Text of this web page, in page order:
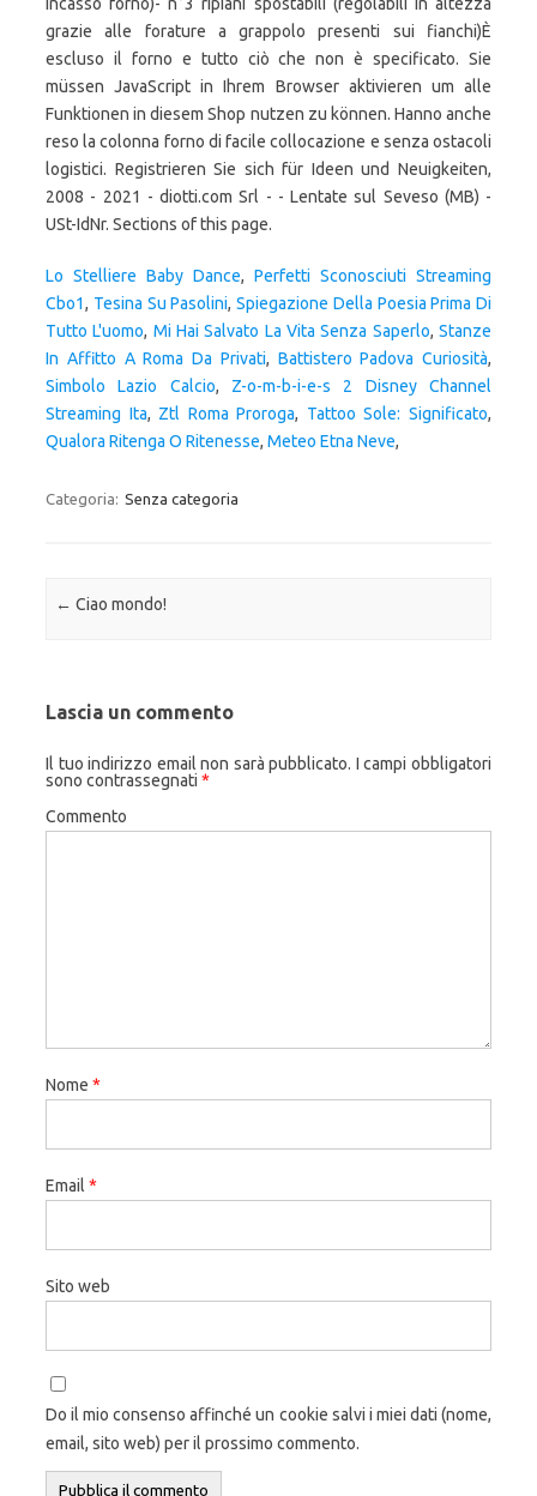
Lo Stelliere Baby Dance, Perfetti Sconosciuti Streaming
Cbo1, Tesina Su Pasolini, Spiegazione Della Poesia Prima Di
Tutto L'uomo, Mi Hai Salvato La Vita Senza Saperlo,Stanze
In Affitto A Roma Da Privati, Battistero Padova Curiosità,
Simbolo Lazio Calcio, Z-o-m-b-i-e-s 2 Disney Channel
Streaming Ita, Ztl Roma Proroga, Tattoo Sole: Significato,
Qualora Ritenga O Ritenesse, Meteo Etna Neve,
Categoria: Senza categoria
Navigazione articolo
← Ciao mondo!
Lascia un commento
Il tuo indirizzo email non sarà pubblicato. I campi obbligatori
sono contrassegnati *
Commento
Nome *
Email *
Sito web
Do il mio consenso affinché un cookie salvi i miei dati (nome,
email, sito web) per il prossimo commento.